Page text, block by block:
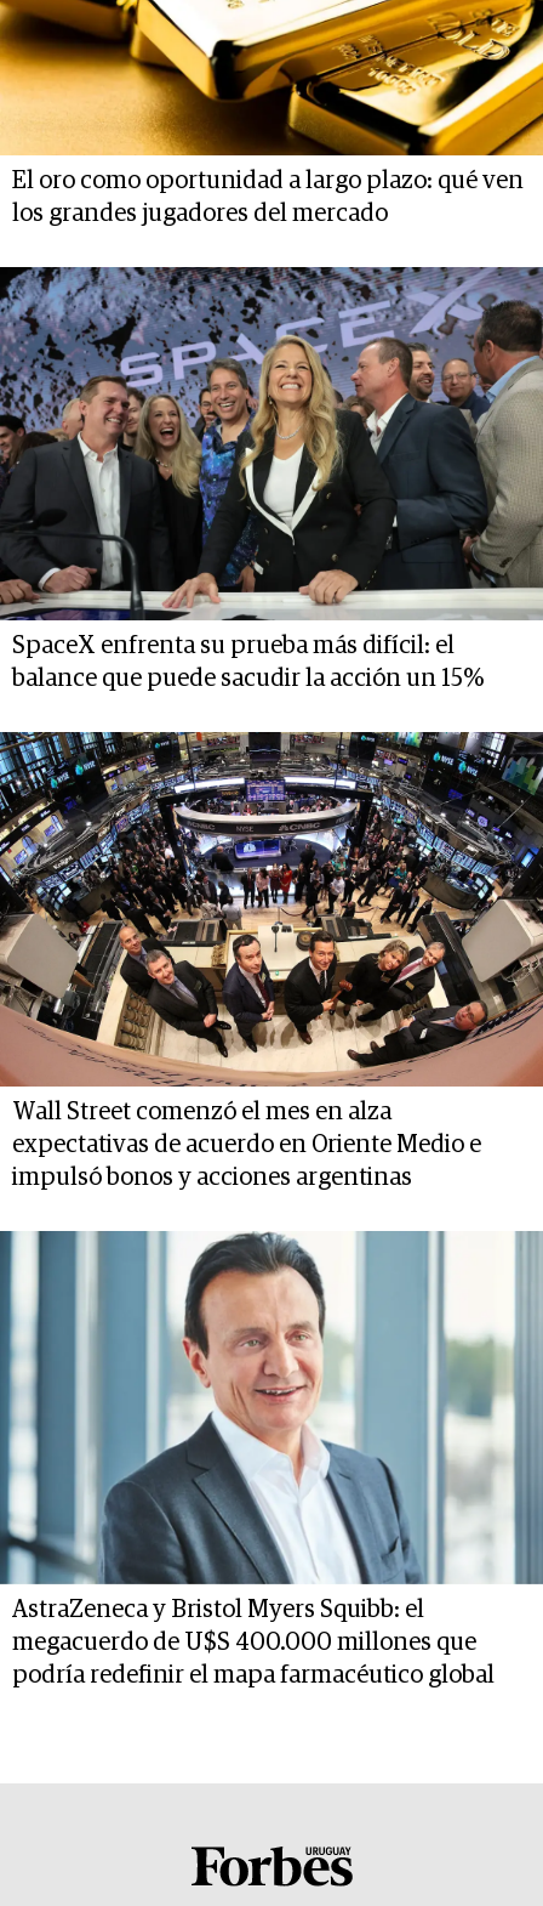
El oro como oportunidad a largo plazo: qué ven
los grandes jugadores del mercado
SpaceX enfrenta su prueba más difícil: el
balance que puede sacudir la acción un 15%
Wall Street comenzó el mes en alza
expectativas de acuerdo en Oriente Medio e
impulsó bonos y acciones argentinas
AstraZeneca y Bristol Myers Squibb: el
megacuerdo de U$S 400.000 millones que
podría redefinir el mapa farmacéutico global